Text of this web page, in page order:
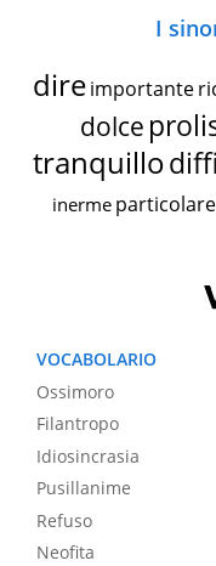
I
dire importante
dolce
tranquillo
inerme particolare
VOCABOLARIO
Ossimoro
Filantropo
Idiosincrasia
Pusillanime
Refuso
Neofita